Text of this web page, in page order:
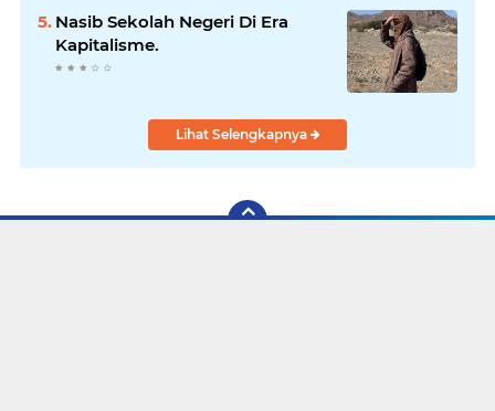
Nasib Sekolah Negeri Di Era
Kapitalisme.
Lihat Selengkapnya